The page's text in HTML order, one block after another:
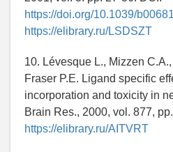
https://doi.org/10.1039/
https://elibrary.ru/LSDSZT
10. Lévesque L., Mizzen
Fraser P.E. Ligand specific
incorporation and toxicity in
Brain Res., 2000, vol. 877,
https://elibrary.ru/AITVRT